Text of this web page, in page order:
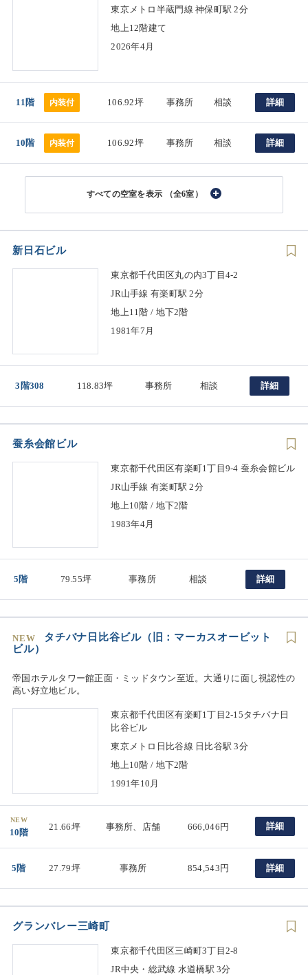
東京メトロ半蔵門線 神保町駅 2分
地上12階建て
2026年4月
11階 内装付 106.92坪 事務所 相談 詳細
10階 内装付 106.92坪 事務所 相談 詳細
（全6室）
新日石ビル
東京都千代田区丸の内3丁目4-2
JR山手線 有楽町駅 2分
地上11階 / 地下2階
1981年7月
3階308 118.83坪 事務所 相談 詳細
蚕糸会館ビル
東京都千代田区有楽町1丁目9-4 蚕糸会館ビル
JR山手線 有楽町駅 2分
地上10階 / 地下2階
1983年4月
5階 79.55坪 事務所 相談 詳細
NEW
タチバナ日比谷ビル（旧：マーカスオービット
ビル）
帝国ホテルタワー館正面・ミッドタウン至近。大通りに面し視認性の
高い好立地ビル。
東京都千代田区有楽町1丁目2-15タチバナ日
比谷ビル
東京メトロ日比谷線 日比谷駅 3分
地上10階 / 地下2階
1991年10月
NEW
10階
21.66坪 事務所、店舗 666,046円 詳細
5階 27.79坪 事務所 854,543円 詳細
グランバレー三崎町
東京都千代田区三崎町3丁目2-8
JR中央・総武線 水道橋駅 3分